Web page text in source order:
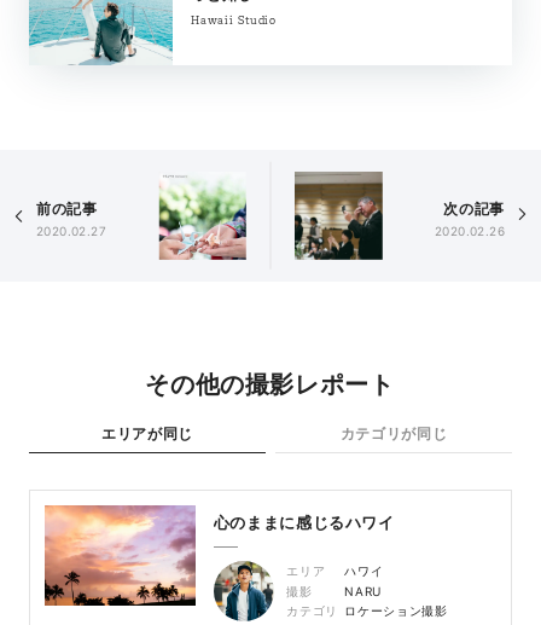
Hawaii Studio
前の記事
2020.02.27
次の記事
2020.02.26
その他の撮影レポート
エリアが同じ カテゴリが同じ
心のままに感じるハワイ
エリア
ハワイ
撮影
NARU
カテゴリ
ロケーション撮影